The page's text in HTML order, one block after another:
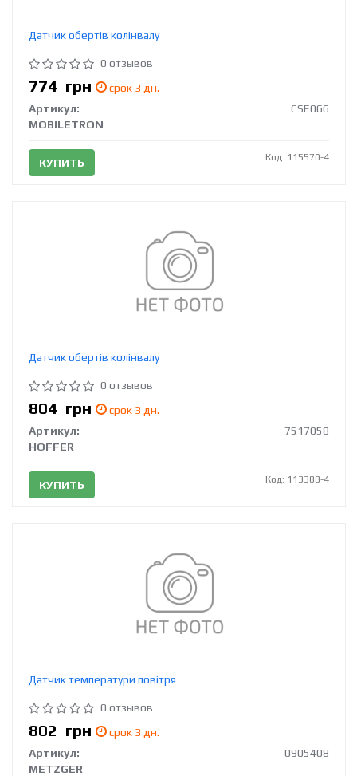
Датчик обертів колінвалу
0 отзывов
774 грн
срок 3 дн.
Артикул:
CSE066
MOBILETRON
КУПИТЬ Код: 115570-4
Датчик обертів колінвалу
0 отзывов
804 грн
срок 3 дн.
Артикул:
7517058
HOFFER
КУПИТЬ Код: 113388-4
Датчик температури повітря
0 отзывов
802 грн
срок 3 дн.
Артикул:
0905408
METZGER